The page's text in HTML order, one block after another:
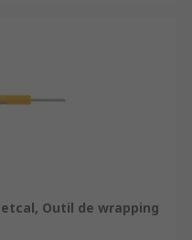
Outil de wrapping